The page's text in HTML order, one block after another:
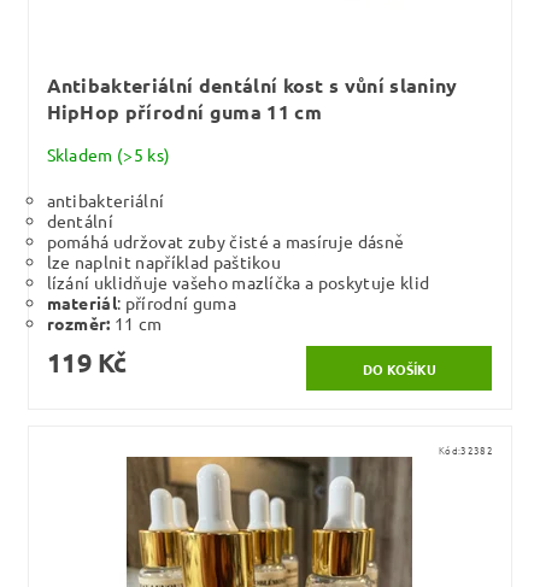
Antibakteriální dentální kost s vůní slaniny
HipHop přírodní guma 11 cm
Skladem (>5 ks)
antibakteriální
dentální
pomáhá udržovat zuby čisté a masíruje dásně
lze naplnit například paštikou
lízání uklidňuje vašeho mazlíčka a poskytuje klid
materiál: přírodní guma
rozměr: 11 cm
119 Kč
Kód:32382